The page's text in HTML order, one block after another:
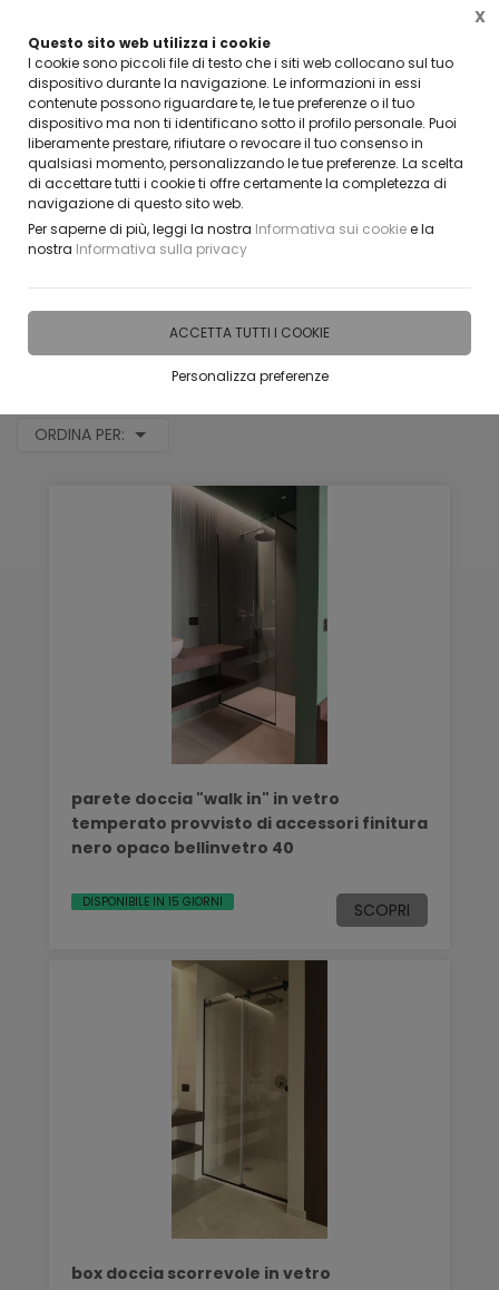
Questo sito web utilizza i cookie
I cookie sono piccoli file di testo che i siti web collocano sul tuo
dispositivo durante la navigazione. Le informazioni in essi
contenute possono riguardare te, le tue preferenze o il tuo
dispositivo ma non ti identificano sotto il profilo personale. Puoi
liberamente prestare, rifiutare o revocare il tuo consenso in
qualsiasi momento, personalizzando le tue preferenze. La scelta
di accettare tutti i cookie ti offre certamente la completezza di
navigazione di questo sito web.
Per saperne di più, leggi la nostra Informativa sui cookiee la
nostra Informativa sulla privacy
ACCETTA TUTTI I COOKIE
Personalizza preferenze
X
CLICCA E SCOPRI I COUPON ATTIVI ADESSO
Home Vetreria
ORDINA PER:
parete doccia "walk in" in vetro
temperato provvisto di accessori finitura
nero opaco bellinvetro 40
DISPONIBILE IN 15 GIORNI SCOPRI
box doccia scorrevole in vetro